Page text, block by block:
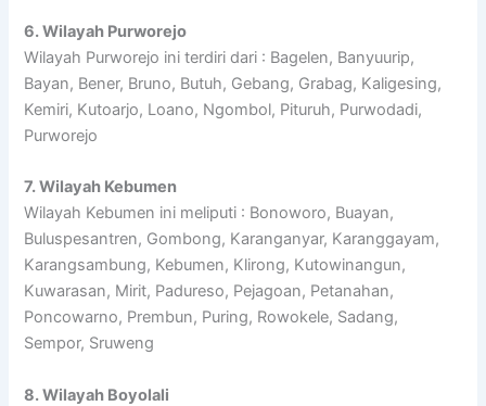
6. Wilayah Purworejo
Wilayah Purworejo ini terdiri dari : Bagelen, Banyuurip,
Bayan, Bener, Bruno, Butuh, Gebang, Grabag, Kaligesing,
Kemiri, Kutoarjo, Loano, Ngombol, Pituruh, Purwodadi,
Purworejo
7. Wilayah Kebumen
Wilayah Kebumen ini meliputi : Bonoworo, Buayan,
Buluspesantren, Gombong, Karanganyar, Karanggayam,
Karangsambung, Kebumen, Klirong, Kutowinangun,
Kuwarasan, Mirit, Padureso, Pejagoan, Petanahan,
Poncowarno, Prembun, Puring, Rowokele, Sadang,
Sempor, Sruweng
8. Wilayah Boyolali